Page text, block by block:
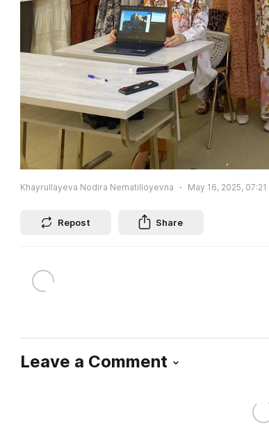
Khayrullayeva Nodira Nematilloyevna May 16, 2025, 07:21
Repost Share
Leave a Comment